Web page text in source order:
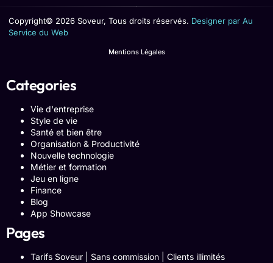
Copyright© 2026 Soveur, Tous droits réservés. Designer par Au
Service du Web
Mentions Légales
Categories
Vie d'entreprise
Style de vie
Santé et bien être
Organisation & Productivité
Nouvelle technologie
Métier et formation
Jeu en ligne
Finance
Blog
App Showcase
Pages
Tarifs Soveur | Sans commission | Clients illimités